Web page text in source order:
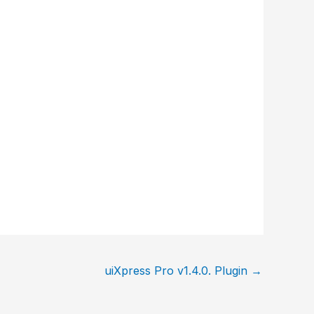
uiXpress Pro v1.4.0. Plugin →